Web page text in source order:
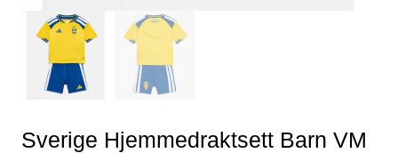
Sverige Hjemmedraktsett Barn VM